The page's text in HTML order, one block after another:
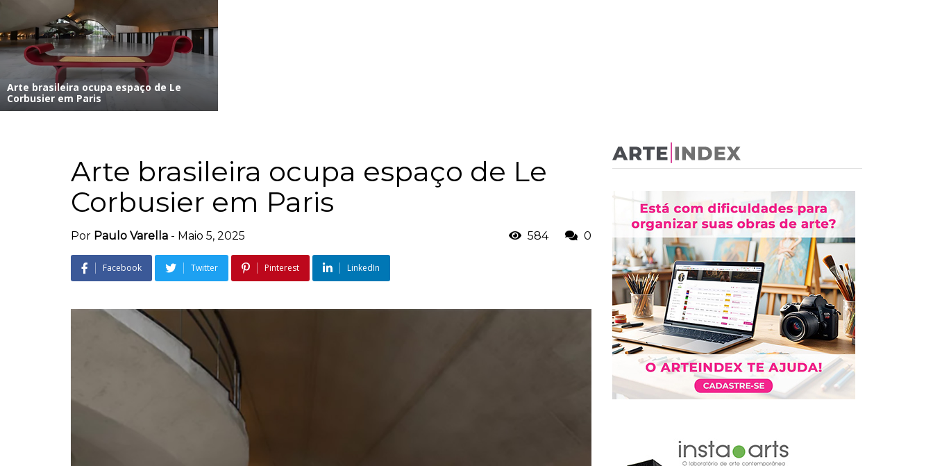
Arte brasileira ocupa espaço de Le
Corbusier em Paris
Arte brasileira ocupa espaço de Le
Corbusier em Paris
Por Paulo Varella - Maio 5, 2025 584 0
Facebook Twitter Pinterest LinkedIn